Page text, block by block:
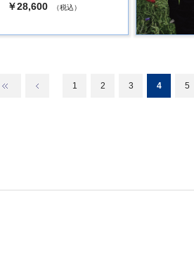
￥28,600 （税込）
1 2 3 4 5